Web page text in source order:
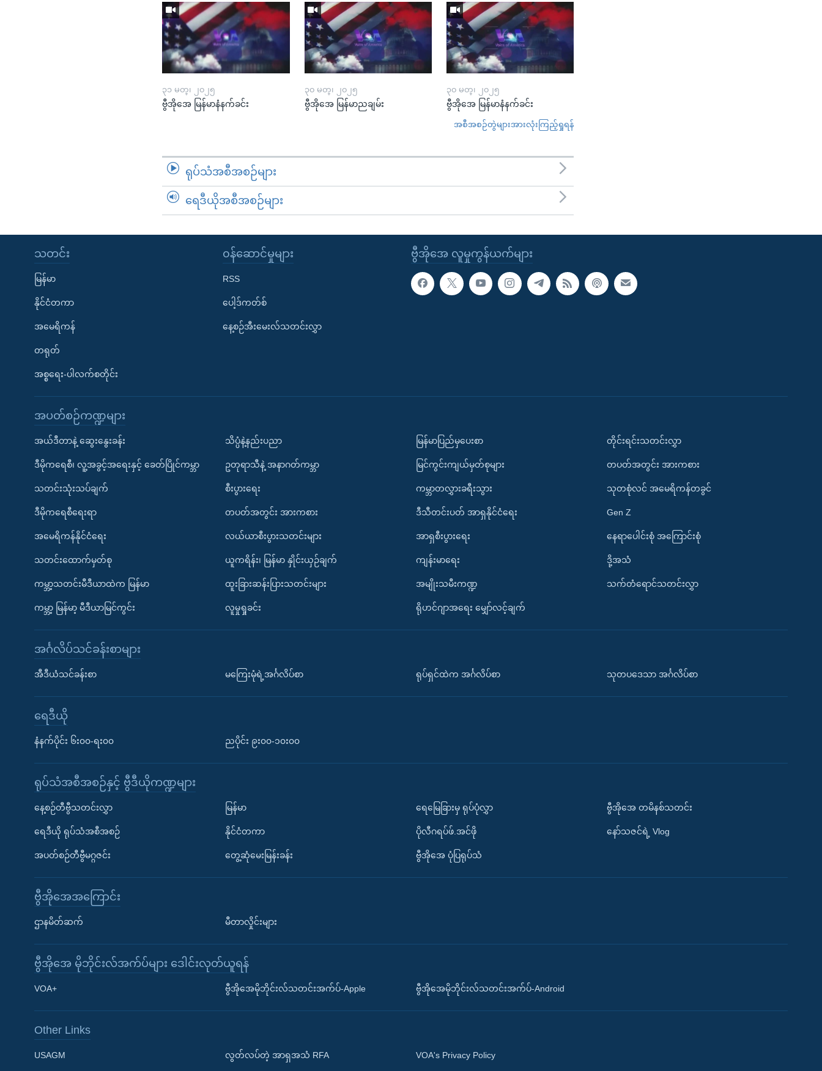
Learning English
၃၁ မတ္၊ ၂၀၂၅
ဗွီအိုအေ မြန်မာနံနက်ခင်း
၃၀ မတ္၊ ၂၀၂၅
ဗွီအိုအေ မြန်မာညချမ်း
၃၀ မတ္၊ ၂၀၂၅
ဗွီအိုအေ မြန်မာနံနက်ခင်း
အစီအစဉ်တွဲများအားလုံးကြည့်ရှုရန်
ရုပ်သံအစီအစဉ်များ
ရေဒီယိုအစီအစဉ်များ
ဗွီအိုအေ လူမှုကွန်ယက်များ
သတင်း
မြန်မာ
နိုင်ငံတကာ
အမေရိကန်
တရုတ်
အစ္စရေး-ပါလက်စတိုင်း
၀န်ဆောင်မှုများ
RSS
ပေါ့ဒ်ကတ်စ်
နေ့စဉ်အီးမေးလ်သတင်းလွှာ
အပတ်စဉ်ကဏ္ဍများ
အယ်ဒီတာနဲ့ ဆွေးနွေးခန်း
ဒီမိုကရေစီ၊ လူ့အခွင့်အရေးနှင့် ခေတ်ပြိုင်ကမ္ဘာ
သတင်းသုံးသပ်ချက်
ဒီမိုကရေစီရေးရာ
အမေရိကန်နိုင်ငံရေး
သတင်းထောက်မှတ်စု
ကမ္ဘာ့သတင်းမီဒီယာထဲက မြန်မာ
ကမ္ဘာ့ မြန်မာ့ မီဒီယာမြင်ကွင်း
သိပ္ပံနဲ့နည်းပညာ
ဥတုရာသီနဲ့ အနာဂတ်ကမ္ဘာ
စီးပွားရေး
တပတ်အတွင်း အားကစား
လယ်ယာစီးပွားသတင်းများ
ယူကရိန်း၊ မြန်မာ နှိုင်းယှဉ်ချက်
ထူးခြားဆန်းပြားသတင်းများ
လူမှုရှုခင်း
မြန်မာပြည်မှပေးစာ
မြင်ကွင်းကျယ်မှတ်စုများ
ကမ္ဘာတလွှားခရီးသွား
ဒီသီတင်းပတ် အာရှနိုင်ငံရေး
အာရှစီးပွားရေး
ကျန်းမာရေး
အမျိုးသမီးကဏ္ဍ
ရိုဟင်ဂျာအရေး မျှော်လင့်ချက်
တိုင်းရင်းသတင်းလွှာ
တပတ်အတွင်း အားကစား
သုတစုံလင် အမေရိကန်တခွင်
Gen Z
နေရာပေါင်းစုံ အကြောင်းစုံ
ဒို့အသံ
သက်တံရောင်သတင်းလွှာ
အင်္ဂလိပ်သင်ခန်းစာများ
အီဒီယံသင်ခန်းစာ မကြေးမုံရဲ့အင်္ဂလိပ်စာ ရုပ်ရှင်ထဲက အင်္ဂလိပ်စာ သုတပဒေသာ အင်္ဂလိပ်စာ
ရေဒီယို
နံနက်ပိုင်း ၆း၀၀-ရး၀၀ ညပိုင်း ၉း၀၀-၁၀း၀၀
ရုပ်သံအစီအစဉ်နှင့် ဗွီဒီယိုကဏ္ဍများ
နေ့စဉ်တီဗွီသတင်းလွှာ
ရေဒီယို ရုပ်သံအစီအစဉ်
အပတ်စဉ်တီဗွီမဂ္ဂဇင်း
မြန်မာ
နိုင်ငံတကာ
တွေ့ဆုံမေးမြန်းခန်း
ရေမြေခြားမှ ရုပ်ပုံလွှာ
ပိုလီဂရပ်ဖ်.အင်ဖို
ဗွီအိုအေ ပုံပြရုပ်သံ
ဗွီအိုအေ တမိနစ်သတင်း
နော်သဇင်ရဲ့ Vlog
ဗွီအိုအေအကြောင်း
ဌာနမိတ်ဆက် မီတာလှိုင်းများ
ဗွီအိုအေ မိုဘိုင်းလ်အက်ပ်များ ဒေါင်းလုတ်ယူရန်
VOA+ ဗွီအိုအေမိုဘိုင်းလ်သတင်းအက်ပ်-Apple ဗွီအိုအေမိုဘိုင်းလ်သတင်းအက်ပ်-Android
Other Links
USAGM လွတ်လပ်တဲ့ အာရှအသံ RFA VOA's Privacy Policy